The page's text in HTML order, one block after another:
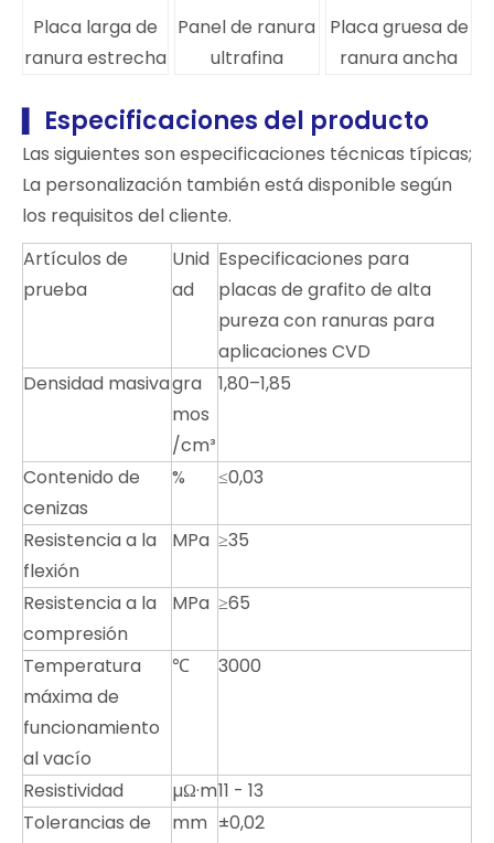
Placa larga de
ranura estrecha
Panel de ranura
ultrafina
Placa gruesa de
ranura ancha
Especificaciones del producto
Las siguientes son especificaciones técnicas típicas;
La personalización también está disponible según
los requisitos del cliente.
Artículos de
prueba
Unid
ad
Especificaciones para
placas de grafito de alta
pureza con ranuras para
aplicaciones CVD
Densidad masivagra
mos
/cm³
1,80–1,85
Contenido de
cenizas
% ≤0,03
Resistencia a la
flexión
MPa ≥35
Resistencia a la
compresión
MPa ≥65
Temperatura
máxima de
funcionamiento
al vacío
℃ 3000
Resistividad µΩ·m11 - 13
Tolerancias de
mm ±0,02